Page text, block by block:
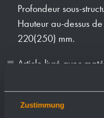
Zustimmung
Profondeur sous-
Hauteur au-dessus
220(250) mm.
Article livré avec
autocollant « Savon
savon.